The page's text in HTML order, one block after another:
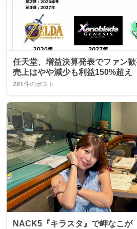
任天堂、増益決算発表でファン歓
売上はやや減少も利益150%超え
281件のポスト
NACK5『キラスタ』で岬なこが